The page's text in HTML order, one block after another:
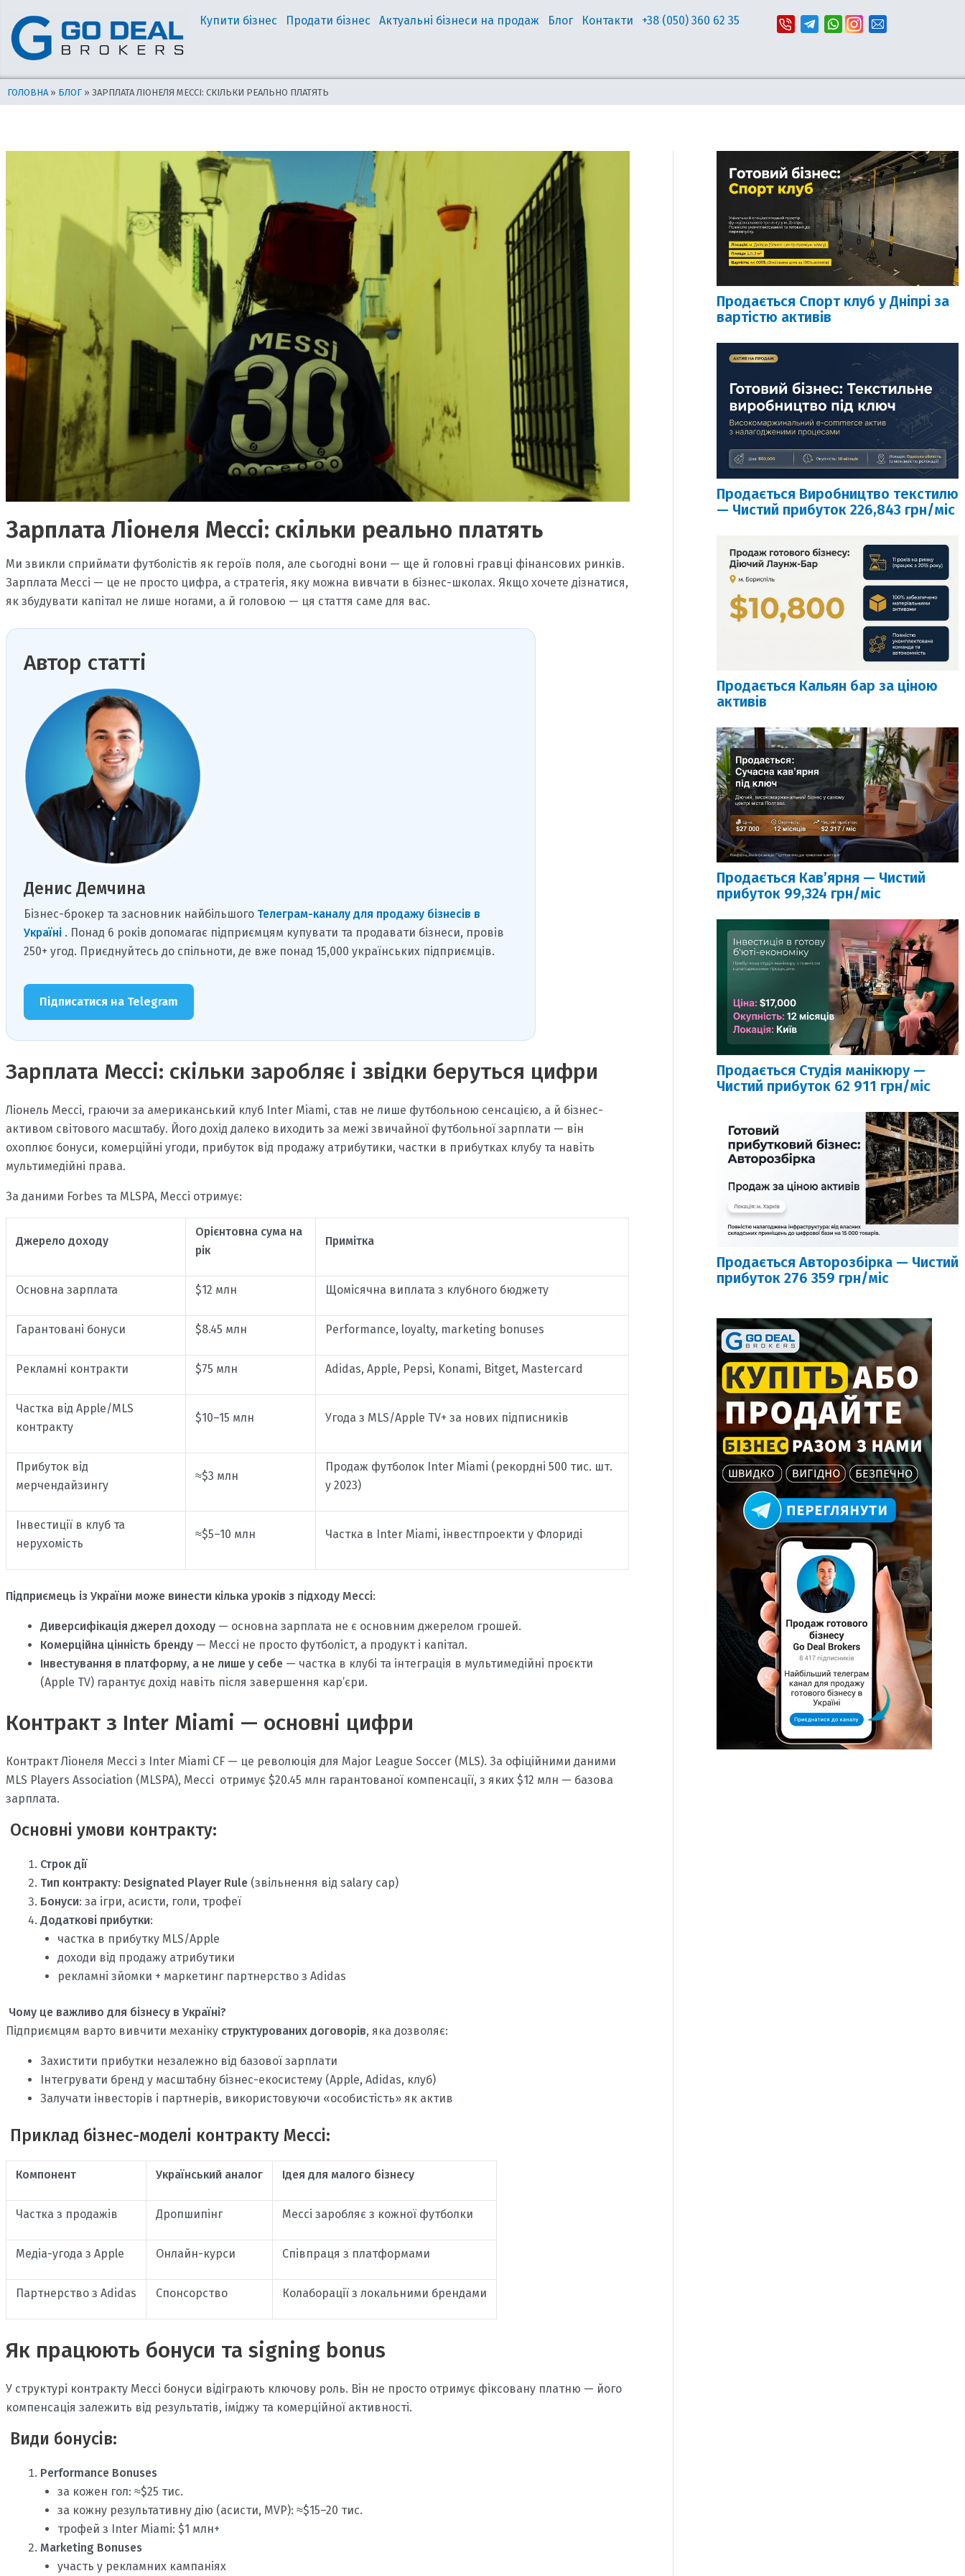
вмісту
Купити бізнес Продати бізнес Актуальні бізнеси на продаж Блог Контакти +38 (050) 360 62 35
ГОЛОВНА » БЛОГ » ЗАРПЛАТА ЛІОНЕЛЯ МЕССІ: СКІЛЬКИ РЕАЛЬНО ПЛАТЯТЬ
Зарплата Ліонеля Мессі: скільки реально платять
Ми звикли сприймати футболістів як героїв поля, але сьогодні вони — ще й головні гравці фінансових ринків.
Зарплата Мессі — це не просто цифра, а стратегія, яку можна вивчати в бізнес-школах. Якщо хочете дізнатися,
як збудувати капітал не лише ногами, а й головою — ця стаття саме для вас.
Автор статті
Денис Демчина
Бізнес-брокер та засновник найбільшого Телеграм-каналу для продажу бізнесів в
Україні . Понад 6 років допомагає підприємцям купувати та продавати бізнеси, провів
250+ угод. Приєднуйтесь до спільноти, де вже понад 15,000 українських підприємців.
Підписатися на Telegram
Зарплата Мессі: скільки заробляє і звідки беруться цифри
Ліонель Мессі, граючи за американський клуб Inter Miami, став не лише футбольною сенсацією, а й бізнес-
активом світового масштабу. Його дохід далеко виходить за межі звичайної футбольної зарплати — він
охоплює бонуси, комерційні угоди, прибуток від продажу атрибутики, частки в прибутках клубу та навіть
мультимедійні права.
За даними Forbes та MLSPA, Мессі отримує:
Джерело доходу
Орієнтовна сума на
рік
Примітка
Основна зарплата $12 млн Щомісячна виплата з клубного бюджету
Гарантовані бонуси $8.45 млн Performance, loyalty, marketing bonuses
Рекламні контракти $75 млн Adidas, Apple, Pepsi, Konami, Bitget, Mastercard
Частка від Apple/MLS
контракту
$10–15 млн Угода з MLS/Apple TV+ за нових підписників
Прибуток від
мерчендайзингу
≈$3 млн
Продаж футболок Inter Miami (рекордні 500 тис. шт.
у 2023)
Інвестиції в клуб та
нерухомість
≈$5–10 млн Частка в Inter Miami, інвестпроекти у Флориді
Підприємець із України може винести кілька уроків з підходу Мессі:
Диверсифікація джерел доходу — основна зарплата не є основним джерелом грошей.
Комерційна цінність бренду — Мессі не просто футболіст, а продукт і капітал.
Інвестування в платформу, а не лише у себе — частка в клубі та інтеграція в мультимедійні проєкти
(Apple TV) гарантує дохід навіть після завершення кар’єри.
Контракт з Inter Miami — основні цифри
Контракт Ліонеля Мессі з Inter Miami CF — це революція для Major League Soccer (MLS). За офіційними даними
MLS Players Association (MLSPA), Мессі отримує $20.45 млн гарантованої компенсації, з яких $12 млн — базова
зарплата.
Основні умови контракту:
Строк дії
Тип контракту: Designated Player Rule (звільнення від salary cap)
Бонуси: за ігри, асисти, голи, трофеї
Додаткові прибутки:
частка в прибутку MLS/Apple
доходи від продажу атрибутики
рекламні зйомки + маркетинг партнерство з Adidas
Чому це важливо для бізнесу в Україні?
Підприємцям варто вивчити механіку структурованих договорів, яка дозволяє:
Захистити прибутки незалежно від базової зарплати
Інтегрувати бренд у масштабну бізнес-екосистему (Apple, Adidas, клуб)
Залучати інвесторів і партнерів, використовуючи «особистість» як актив
Приклад бізнес-моделі контракту Мессі:
Компонент Український аналог Ідея для малого бізнесу
Частка з продажів Дропшипінг Мессі заробляє з кожної футболки
Медіа-угода з Apple Онлайн-курси Співпраця з платформами
Партнерство з Adidas Спонсорство Колаборації з локальними брендами
Як працюють бонуси та signing bonus
У структурі контракту Мессі бонуси відіграють ключову роль. Він не просто отримує фіксовану платню — його
компенсація залежить від результатів, іміджу та комерційної активності.
Види бонусів:
Performance Bonuses
за кожен гол: ≈$25 тис.
за кожну результативну дію (асисти, MVP): ≈$15–20 тис.
трофей з Inter Miami: $1 млн+
Marketing Bonuses
участь у рекламних кампаніях
по
запису
Продається Спорт клуб у Дніпрі за
вартістю активів
Продається Виробництво текстилю
— Чистий прибуток 226,843 грн/міс
Продається Кальян бар за ціною
активів
Продається Кавʼярня — Чистий
прибуток 99,324 грн/міс
Продається Студія манікюру —
Чистий прибуток 62 911 грн/міс
Продається Авторозбірка — Чистий
прибуток 276 359 грн/міс